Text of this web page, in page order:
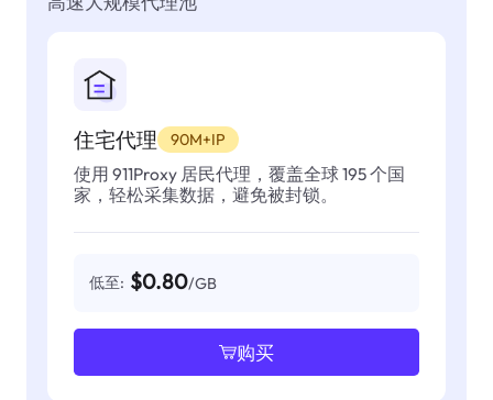
住宅代理 90M+IP
使用 911Proxy 居民代理，覆盖全球 195 个国
家，轻松采集数据，避免被封锁。
低至: $0.80/GB
购买